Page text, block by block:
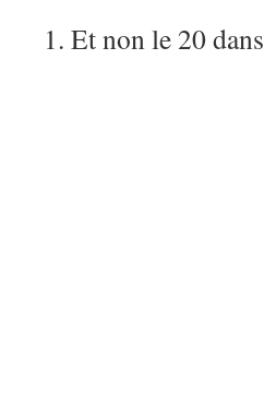
1. Et non le 20 dans